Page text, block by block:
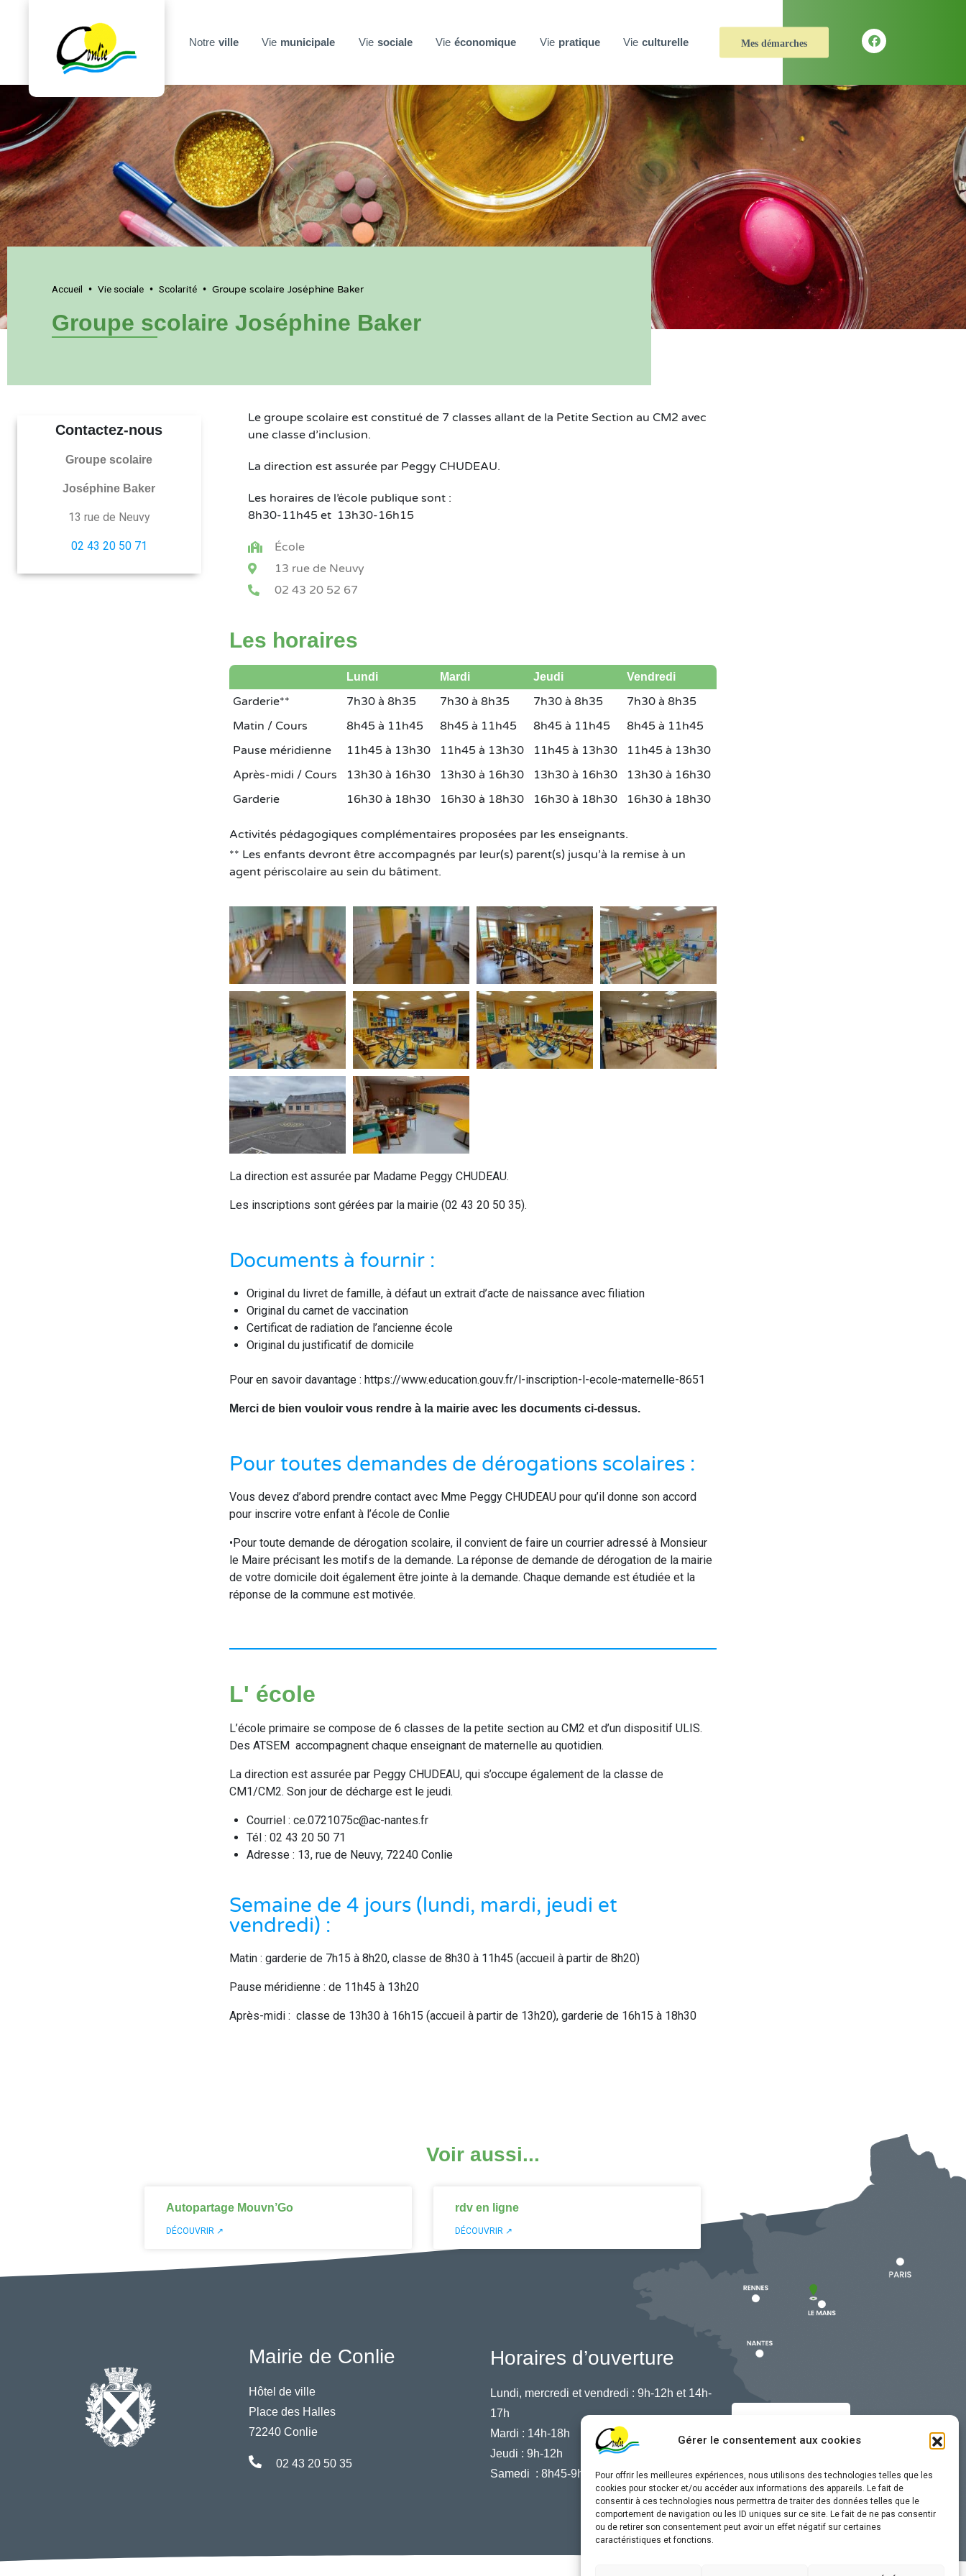
Gérer le consentement aux cookies
Pour offrir les meilleures expériences, nous utilisons des technologies telles que les
cookies pour stocker et/ou accéder aux informations des appareils. Le fait de
consentir à ces technologies nous permettra de traiter des données telles que le
comportement de navigation ou les ID uniques sur ce site. Le fait de ne pas consentir
ou de retirer son consentement peut avoir un effet négatif sur certaines
caractéristiques et fonctions.
Notre ville Vie municipale Vie sociale Vie économique Vie pratique Vie culturelle Mes démarches
Accueil • Vie sociale • Scolarité • Groupe scolaire Joséphine Baker
Groupe scolaire Joséphine Baker
Contactez-nous
Groupe scolaire
Joséphine Baker
13 rue de Neuvy
02 43 20 50 71
Le groupe scolaire est constitué de 7 classes allant de la Petite Section au CM2 avec
une classe d’inclusion.
La direction est assurée par Peggy CHUDEAU.
Les horaires de l’école publique sont :
8h30-11h45 et 13h30-16h15
École
13 rue de Neuvy
02 43 20 52 67
Les horaires
Lundi Mardi Jeudi Vendredi
Garderie** 7h30 à 8h35 7h30 à 8h35 7h30 à 8h35
7h30 à 8h35
Matin / Cours
8h45 à 11h45 8h45 à 11h45 8h45 à 11h45
8h45 à 11h45
Pause méridienne
11h45 à 13h30 11h45 à 13h30 11h45 à 13h30
11h45 à 13h30
Après-midi / Cours
13h30 à 16h30 13h30 à 16h30 13h30 à 16h30
13h30 à 16h30
Garderie
16h30 à 18h30 16h30 à 18h30 16h30 à 18h30 16h30 à 18h30
Activités pédagogiques complémentaires proposées par les enseignants.
** Les enfants devront être accompagnés par leur(s) parent(s) jusqu’à la remise à un
agent périscolaire au sein du bâtiment.
La direction est assurée par Madame Peggy CHUDEAU.
Les inscriptions sont gérées par la mairie (02 43 20 50 35).
Documents à fournir :
Original du livret de famille, à défaut un extrait d’acte de naissance avec filiation
Original du carnet de vaccination
Certificat de radiation de l’ancienne école
Original du justificatif de domicile
Pour en savoir davantage : https://www.education.gouv.fr/l-inscription-l-ecole-maternelle-8651
Merci de bien vouloir vous rendre à la mairie avec les documents ci-dessus.
Pour toutes demandes de dérogations scolaires :
Vous devez d’abord prendre contact avec Mme Peggy CHUDEAU pour qu’il donne son accord
pour inscrire votre enfant à l’école de Conlie
•Pour toute demande de dérogation scolaire, il convient de faire un courrier adressé à Monsieur
le Maire précisant les motifs de la demande. La réponse de demande de dérogation de la mairie
de votre domicile doit également être jointe à la demande. Chaque demande est étudiée et la
réponse de la commune est motivée.
L' école
L’école primaire se compose de 6 classes de la petite section au CM2 et d’un dispositif ULIS.
Des ATSEM accompagnent chaque enseignant de maternelle au quotidien.
La direction est assurée par Peggy CHUDEAU, qui s’occupe également de la classe de
CM1/CM2. Son jour de décharge est le jeudi.
Courriel : ce.0721075c@ac-nantes.fr
Tél : 02 43 20 50 71
Adresse : 13, rue de Neuvy, 72240 Conlie
Semaine de 4 jours (lundi, mardi, jeudi et
vendredi) :
Matin : garderie de 7h15 à 8h20, classe de 8h30 à 11h45 (accueil à partir de 8h20)
Pause méridienne : de 11h45 à 13h20
Après-midi : classe de 13h30 à 16h15 (accueil à partir de 13h20), garderie de 16h15 à 18h30
Voir aussi...
Autopartage Mouvn’Go
DÉCOUVRIR ↗
rdv en ligne
DÉCOUVRIR ↗
Mairie de Conlie
Hôtel de ville
Place des Halles
72240 Conlie
02 43 20 50 35
Horaires d’ouverture
Lundi, mercredi et vendredi : 9h-12h et 14h-
17h
Mardi : 14h-18h
Jeudi : 9h-12h
Samedi : 8h45-9h45